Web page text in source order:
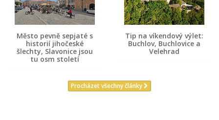
Město pevně sepjaté s
historií jihočeské
šlechty, Slavonice jsou
tu osm století
Tip na víkendový výlet:
Buchlov, Buchlovice a
Velehrad
Procházet všechny články